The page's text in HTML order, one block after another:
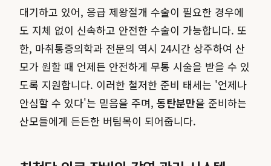
대기하고 있어, 응급 제왕절개 수술이 필요한 경우에
도 지체 없이 신속하고 안전한 수술이 가능합니다. 또
한, 마취통증의학과 전문의 역시 24시간 상주하여 산
모가 원할 때 언제든 안전하게 무통 시술을 받을 수 있
도록 지원합니다. 이러한 철저한 준비 태세는 '언제나
안심할 수 있다'는 믿음을 주며, 동탄분만을 준비하는
산모들에게 든든한 버팀목이 되어줍니다.